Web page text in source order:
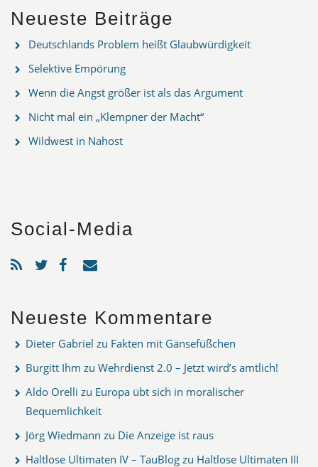
Neueste Beiträge
Deutschlands Problem heißt Glaubwürdigkeit
Selektive Empörung
Wenn die Angst größer ist als das Argument
Nicht mal ein „Klempner der Macht“
Wildwest in Nahost
Social-Media
Neueste Kommentare
Dieter Gabriel zu Fakten mit Gänsefüßchen
Burgitt Ihm zu Wehrdienst 2.0 – Jetzt wird’s amtlich!
Aldo Orelli zu Europa übt sich in moralischer
Bequemlichkeit
Jörg Wiedmann zu Die Anzeige ist raus
Haltlose Ultimaten IV – TauBlog zu Haltlose Ultimaten III